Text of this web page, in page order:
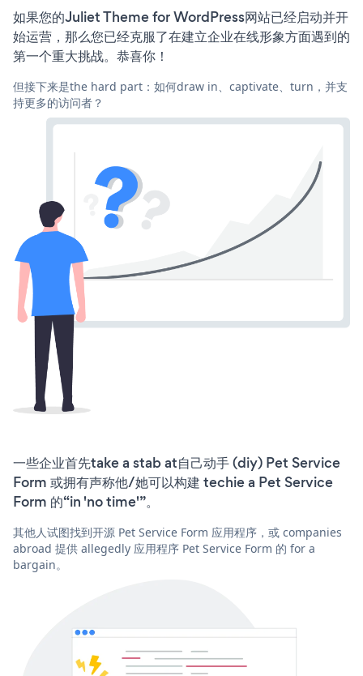
如果您的Juliet Theme for WordPress网站已经启动并开
始运营，那么您已经克服了在建立企业在线形象方面遇到的
第一个重大挑战。恭喜你！
但接下来是the hard part：如何draw in、captivate、turn，并支
持更多的访问者？
一些企业首先take a stab at自己动手 (diy) Pet Service
Form 或拥有声称他/她可以构建 techie a Pet Service
Form 的“in 'no time'”。
其他人试图找到开源 Pet Service Form 应用程序，或 companies
abroad 提供 allegedly 应用程序 Pet Service Form 的 for a
bargain。